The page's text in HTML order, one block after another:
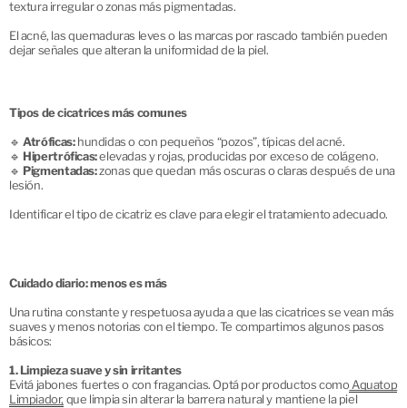
textura irregular o zonas más pigmentadas.
El acné, las quemaduras leves o las marcas por rascado también pueden
dejar señales que alteran la uniformidad de la piel.
Tipos de cicatrices más comunes
🔹Atróficas:hundidas o con pequeños “pozos”, típicas del acné.
🔹 Hipertróficas:elevadas y rojas, producidas por exceso de colágeno.
🔹 Pigmentadas:zonas que quedan más oscuras o claras después de una
lesión.
Identificar el tipo de cicatriz es clave para elegir el tratamiento adecuado.
Cuidado diario: menos es más
Una rutina constante y respetuosa ayuda a que las cicatrices se vean más
suaves y menos notorias con el tiempo.Te compartimos algunos pasos
básicos:
1. Limpieza suave y sin irritantes
Evitá jabones fuertes o con fragancias. Optá por productos comoAquatop
Limpiador, que limpia sin alterar la barrera natural y mantiene la piel